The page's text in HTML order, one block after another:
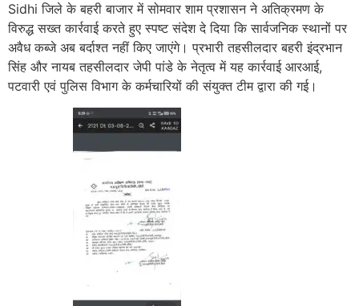
Sidhi जिले के बहरी बाजार में सोमवार शाम प्रशासन ने अतिक्रमण के
विरुद्ध सख्त कार्रवाई करते हुए स्पष्ट संदेश दे दिया कि सार्वजनिक स्थानों पर
अवैध कब्जे अब बर्दाश्त नहीं किए जाएंगे। प्रभारी तहसीलदार बहरी इंद्रभान
सिंह और नायब तहसीलदार जेपी पांडे के नेतृत्व में यह कार्रवाई आरआई,
पटवारी एवं पुलिस विभाग के कर्मचारियों की संयुक्त टीम द्वारा की गई।